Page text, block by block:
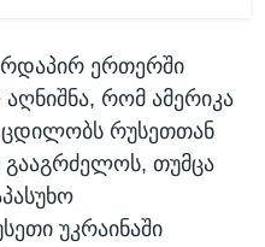
ერთერში
რომ ამერიკა
ცდილობს რუსეთთან
თუმცა
უკრაინაში